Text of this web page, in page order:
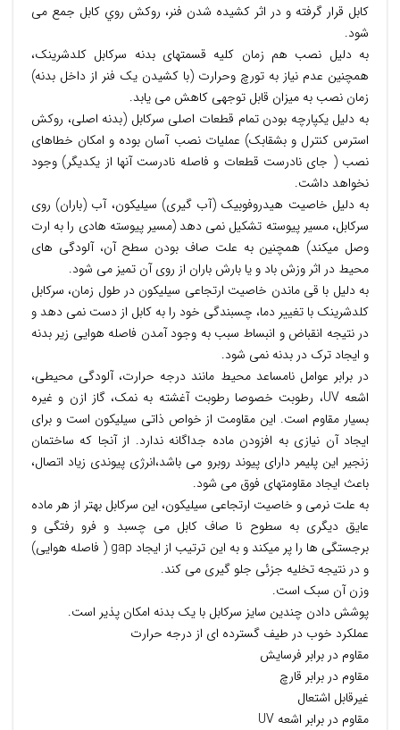
کابل قرار گرفته و در اثر کشيده شدن فنر، روکش روي کابل جمع می
شود.
به دلیل نصب هم زمان کلیه قسمتهای بدنه سرکابل کلدشرینک،
همچنین عدم نیاز به تورچ وحرارت (با کشیدن یک فنر از داخل بدنه)
زمان نصب به میزان قابل توجهی کاهش می یابد.
به دلیل یکپارچه بودن تمام قطعات اصلی سرکابل (بدنه اصلی، روکش
استرس کنترل و بشقابک) عملیات نصب آسان بوده و امکان خطاهای
نصب ( جای نادرست قطعات و فاصله نادرست آنها از یکدیگر) وجود
نخواهد داشت.
به دلیل خاصیت هیدروفوبیک (آب گیری) سیلیکون، آب (باران) روی
سرکابل، مسیر پیوسته تشکیل نمی دهد (مسیر پیوسته هادی را به ارت
وصل میکند) همچنین به علت صاف بودن سطح آن، آلودگی های
محیط در اثر وزش باد و یا بارش باران از روی آن تمیز می شود.
به دلیل با قی ماندن خاصیت ارتجاعی سیلیکون در طول زمان، سرکابل
کلدشرینک با تغییر دما، چسبندگی خود را به کابل از دست نمی دهد و
در نتیجه انقباض و انبساط سبب به وجود آمدن فاصله هوایی زیر بدنه
و ایجاد ترک در بدنه نمی شود.
در برابر عوامل نامساعد محیط مانند درجه حرارت، آلودگی محیطی،
اشعه UV، رطوبت خصوصا رطوبت آغشته به نمک، گاز ازن و غیره
بسیار مقاوم است. این مقاومت از خواص ذاتی سیلیکون است و برای
ایجاد آن نیازی به افزودن ماده جداگانه ندارد. از آنجا که ساختمان
زنجیر این پلیمر دارای پیوند روبرو می باشد،انرژی پیوندی زیاد اتصال،
باعث ایجاد مقاومتهای فوق می شود.
به علت نرمی و خاصیت ارتجاعی سیلیکون، این سرکابل بهتر از هر ماده
عایق دیگری به سطوح نا صاف کابل می چسبد و فرو رفتگی و
برجستگی ها را پر میکند و به این ترتیب از ایجاد gap ( فاصله هوایی)
و در نتیجه تخلیه جزئی جلو گیری می کند.
وزن آن سبک است.
پوشش دادن چندین سایز سرکابل با یک بدنه امکان پذیر است.
عملکرد خوب در طیف گسترده ای از درجه حرارت
مقاوم در برابر فرسایش
مقاوم در برابر قارچ
غیرقابل اشتعال
مقاوم در برابر اشعه UV